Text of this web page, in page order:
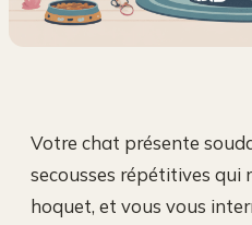
Votre chat présente
secousses répétitives qui
hoquet, et vous vous